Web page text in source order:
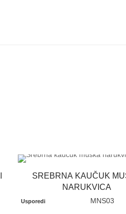
SREBRNA KAUČUK
NARUKVICA
Usporedi MNS03